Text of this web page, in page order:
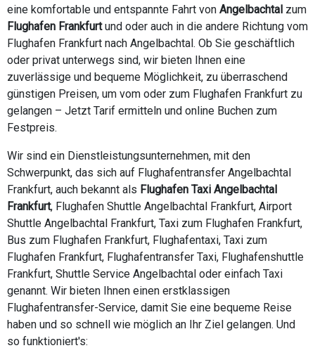
eine komfortable und entspannte Fahrt von Angelbachtal zum
Flughafen Frankfurtund oder auch in die andere Richtung vom
Flughafen Frankfurt nach Angelbachtal. Ob Sie geschäftlich
oder privat unterwegs sind, wir bieten Ihnen eine
zuverlässige und bequeme Möglichkeit, zu überraschend
günstigen Preisen, um vom oder zum Flughafen Frankfurt zu
gelangen – Jetzt Tarif ermitteln und online Buchen zum
Festpreis.
Wir sind ein Dienstleistungsunternehmen, mit den
Schwerpunkt, das sich auf Flughafentransfer Angelbachtal
Frankfurt, auch bekannt als Flughafen Taxi Angelbachtal
Frankfurt, Flughafen Shuttle Angelbachtal Frankfurt, Airport
Shuttle Angelbachtal Frankfurt, Taxi zum Flughafen Frankfurt,
Bus zum Flughafen Frankfurt, Flughafentaxi, Taxi zum
Flughafen Frankfurt, Flughafentransfer Taxi, Flughafenshuttle
Frankfurt, Shuttle Service Angelbachtal oder einfach Taxi
genannt. Wir bieten Ihnen einen erstklassigen
Flughafentransfer-Service, damit Sie eine bequeme Reise
haben und so schnell wie möglich an Ihr Ziel gelangen. Und
so funktioniert's: